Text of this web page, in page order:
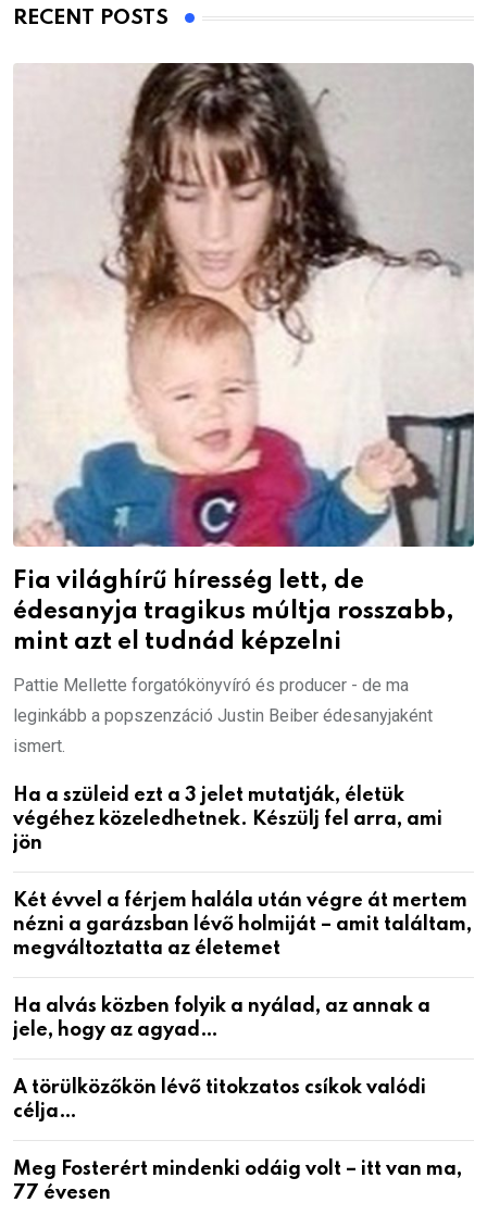
RECENT POSTS
Fia világhírű híresség lett, de
édesanyja tragikus múltja rosszabb,
mint azt el tudnád képzelni
Pattie Mellette forgatókönyvíró és producer - de ma
leginkább a popszenzáció Justin Beiber édesanyjaként
ismert.
Ha a szüleid ezt a 3 jelet mutatják, életük
végéhez közeledhetnek. Készülj fel arra, ami
jön
Két évvel a férjem halála után végre át mertem
nézni a garázsban lévő holmiját – amit találtam,
megváltoztatta az életemet
Ha alvás közben folyik a nyálad, az annak a
jele, hogy az agyad…
A törülközőkön lévő titokzatos csíkok valódi
célja…
Meg Fosterért mindenki odáig volt – itt van ma,
77 évesen